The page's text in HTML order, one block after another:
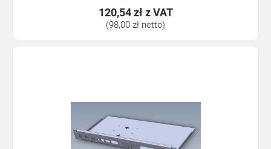
120,54 złz VAT
(98,00 zł netto)